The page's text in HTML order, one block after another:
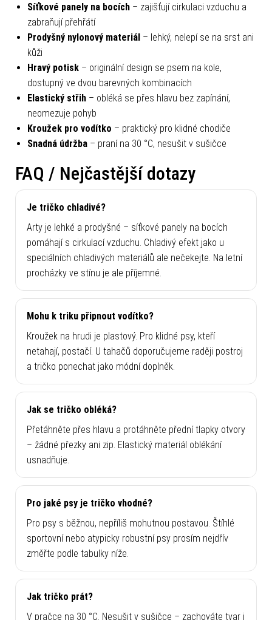
Síťkové panely na bocích – zajišťují cirkulaci vzduchu a
zabraňují přehřátí
Prodyšný nylonový materiál – lehký, nelepí se na srst ani
kůži
Hravý potisk – originální design se psem na kole,
dostupný ve dvou barevných kombinacích
Elastický střih – obléká se přes hlavu bez zapínání,
neomezuje pohyb
Kroužek pro vodítko – praktický pro klidné chodiče
Snadná údržba – praní na 30 °C, nesušit v sušičce
FAQ / Nejčastější dotazy
Je tričko chladivé?
Arty je lehké a prodyšné – síťkové panely na bocích
pomáhají s cirkulací vzduchu. Chladivý efekt jako u
speciálních chladivých materiálů ale nečekejte. Na letní
procházky ve stínu je ale příjemné.
Mohu k triku připnout vodítko?
Kroužek na hrudi je plastový. Pro klidné psy, kteří
netahají, postačí. U tahačů doporučujeme raději postroj
a tričko ponechat jako módní doplněk.
Jak se tričko obléká?
Přetáhněte přes hlavu a protáhněte přední tlapky otvory
– žádné přezky ani zip. Elastický materiál oblékání
usnadňuje.
Pro jaké psy je tričko vhodné?
Pro psy s běžnou, nepříliš mohutnou postavou. Štíhlé
sportovní nebo atypicky robustní psy prosím nejdřív
změřte podle tabulky níže.
Jak tričko prát?
V pračce na 30 °C. Nesušit v sušičce – zachováte tvar i